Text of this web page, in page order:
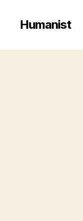
Humanist